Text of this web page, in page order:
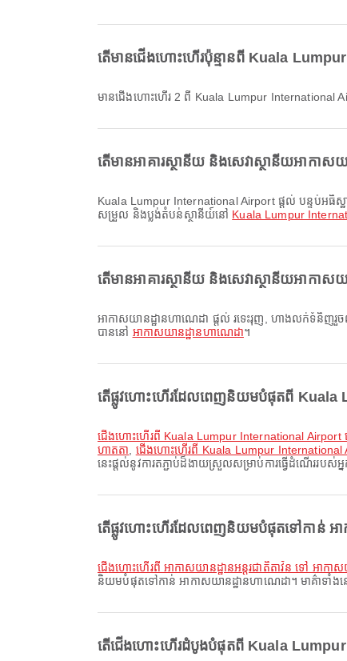
តើមានជើងហោះហើរប៉ុន្មានពី Kuala
មានជើងហោះហើរ 2 ពី Kuala Lumpur International
តើមានអាគារស្ថានីយ និងសេវាស្ថានីយអាកា
Kuala Lumpur International Airport ផ្តល់ បន្ទប់អធិស្ឋាន, តំបន់ជក់បារី, រទេះរុញ និងសេវាកម្មផ្សេងៗទៀត ដើម្បីធ្វើឱ្យបទពិសោធន៍ធ្វើដំណើររបស់អ្នកប្រសើរឡើង។ អ្នកអាចពិនិត្យព័ត៌មានលម្អិតអំពីសេវាសម្រប
សម្រួល និងប្លង់តំបន់ស្ថានីយ៍នៅ Kuala Lumpur
តើមានអាគារស្ថានីយ និងសេវាស្ថានីយអាកាស
អាកាសយានដ្ឋានហាណេដា ផ្តល់ រទេះរុញ, ហាងលក់ទំនិញរួចពន្ធ, រថភ្លើង និងសេវាផ្សេងៗទៀត ដើម្បីធ្វើឱ្យបទពិសោធន៍ដំណើររបស់អ្នកប្រសើរឡើង។ អ្នកអាចពិនិត្យព័ត៌មានលម្អិតអំពីសេវាកម្ម និងប្លង់អាកាសយានដ្ឋាន
បាននៅ អាកាសយានដ្ឋានហាណេដា។
តើផ្លូវហោះហើរដែលពេញនិយមបំផុតពី Kuala
ជើងហោះហើរពី Kuala Lumpur International
ហាតតា
ជើងហោះហើរពី Kuala Lumpur International
នេះផ្តល់នូវការតភ្ជាប់ដ៏ងាយស្រួលសម្រាប់ការធ្វើដំណើររបស់អ្
តើផ្លូវហោះហើរដែលពេញនិយមបំផុតទៅកាន់ អា
ជើងហោះហើរពី អាកាសយានដ្ឋានអន្តរជាតិតាវ័ន ទៅ អាកា
និយមបំផុតទៅកាន់ អាកាសយានដ្ឋានហាណេដា។ មាគ៌ាទាំងន
តើជើងហោះហើរដំបូងបំផុតពី Kuala